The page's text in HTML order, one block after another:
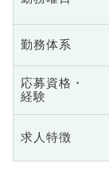
勤務体系
応募資格・
経験
求人特徴